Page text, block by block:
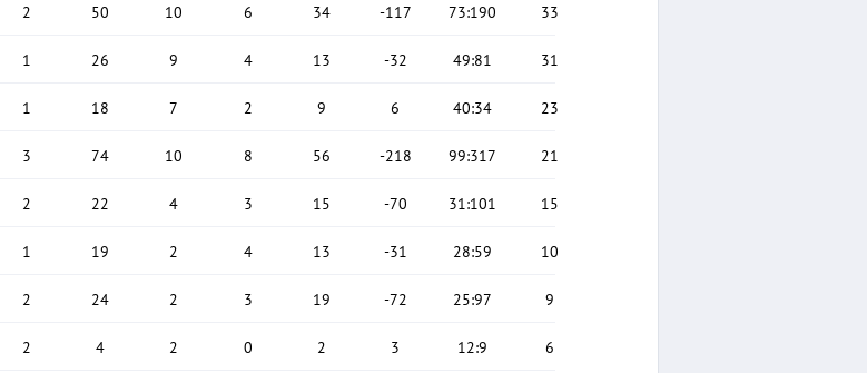
2 50 10 6 34 -117 73:190 33
1 26 9 4 13 -32 49:81 31
1 18 7 2 9 6 40:34 23
3 74 10 8 56 -218 99:317 21
2 22 4 3 15 -70 31 :101 15
1 19 2 4 13 -31 28:59 10
2 24 2 3 19 -72 25:97 9
2 4 2 0 2 3 12:9 6